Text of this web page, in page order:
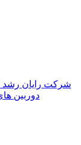
دوربین